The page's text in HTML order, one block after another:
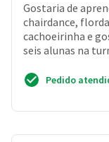
Gostaria de
chairdance,
cachoeirinha e
seis alunas na
Pedido